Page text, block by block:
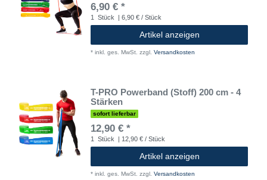
6,90 € *
1 Stück | 6,90 € / Stück
Artikel anzeigen
* inkl. ges. MwSt. zzgl. Versandkosten
T-PRO Powerband (Stoff) 200 cm - 4
Stärken
sofort lieferbar
12,90 € *
1 Stück | 12,90 € / Stück
Artikel anzeigen
* inkl. ges. MwSt. zzgl. Versandkosten